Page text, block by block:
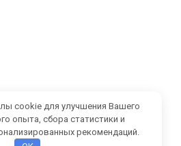
cookie для улучшения Вашего
опыта, сбора статистики и
рекомендаций.